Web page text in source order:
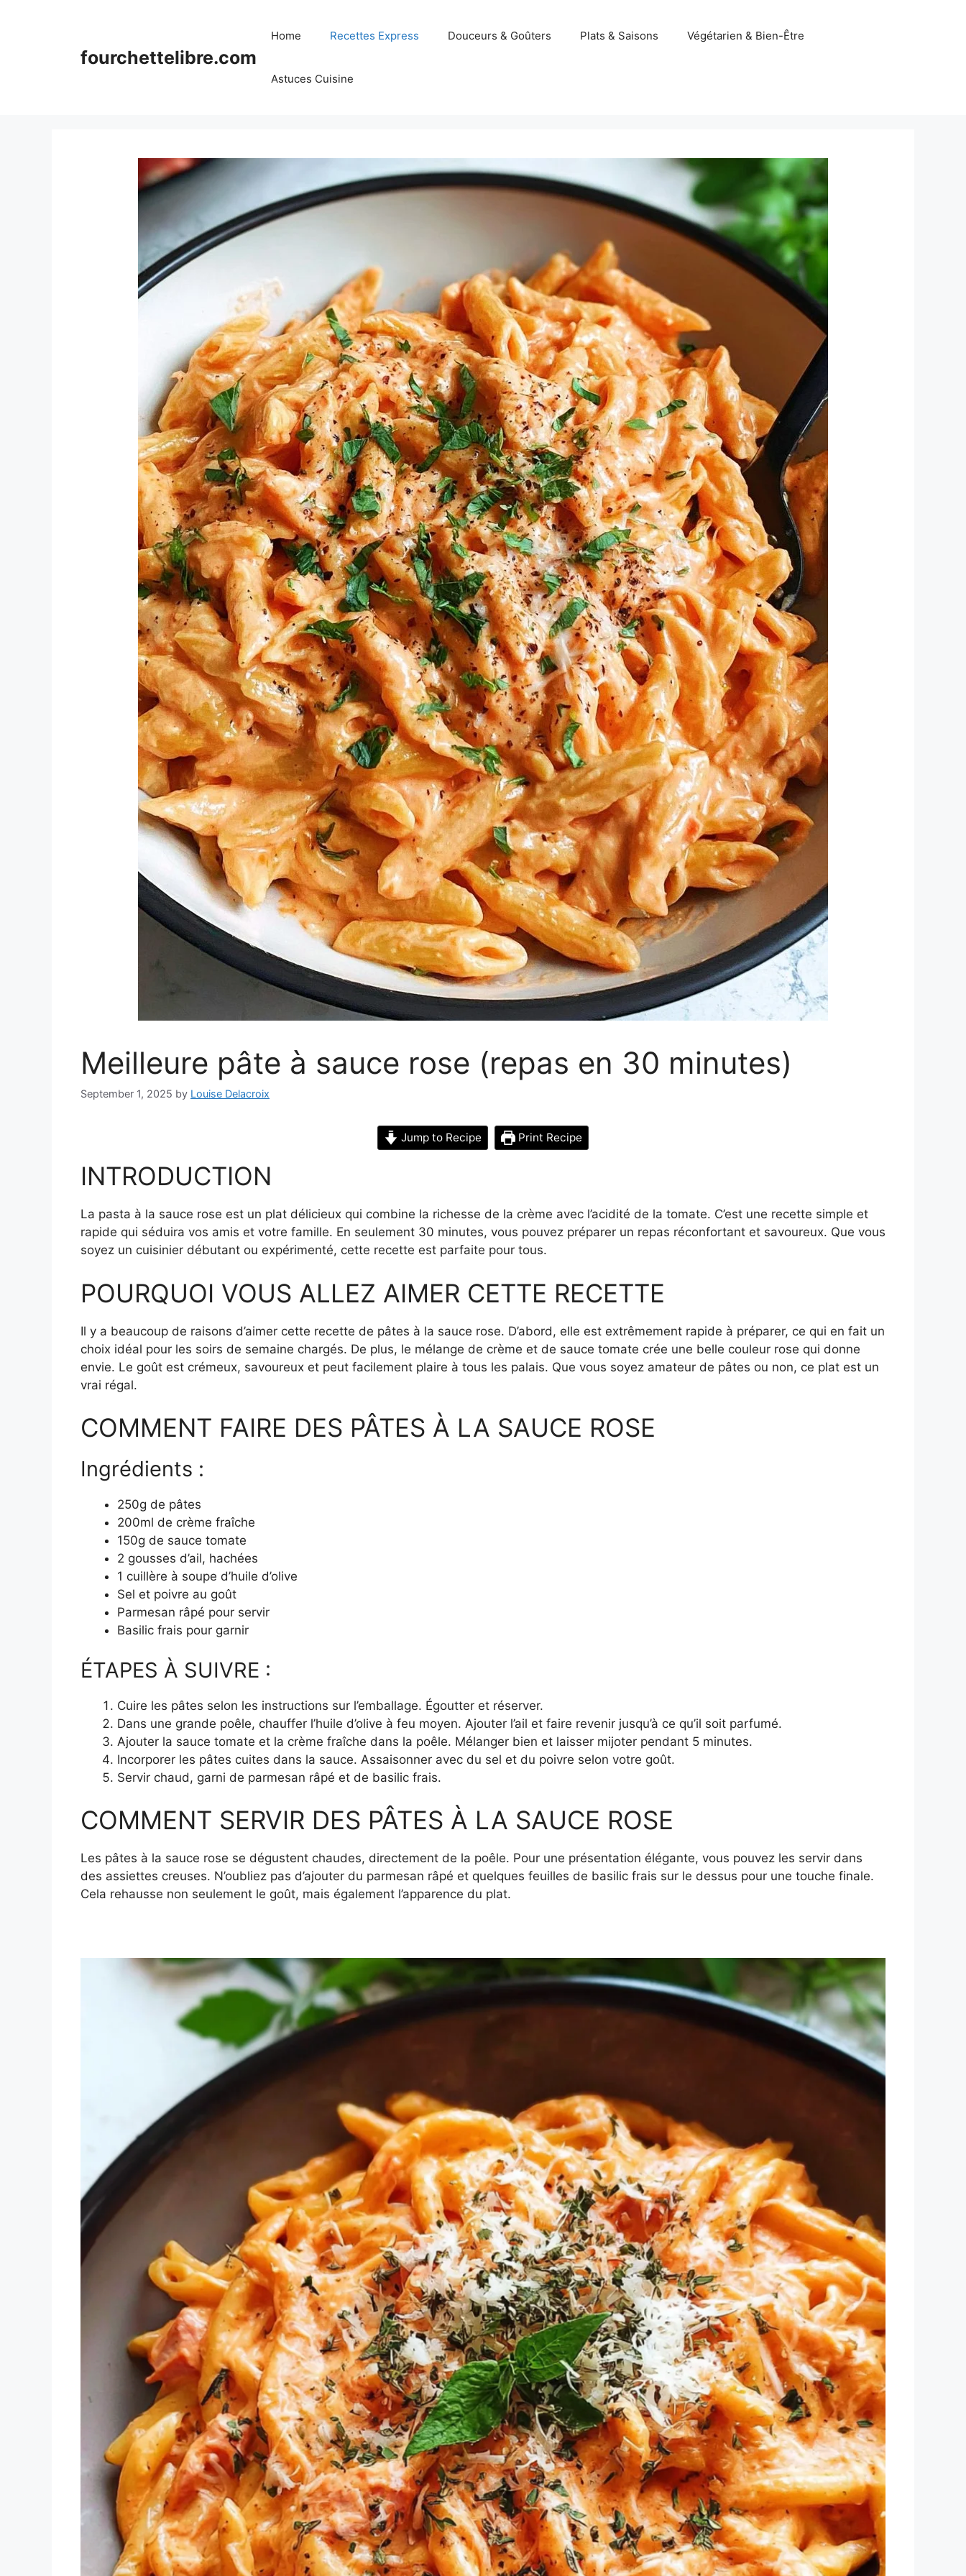
fourchettelibre.com
Home Recettes Express Douceurs & Goûters Plats & Saisons Végétarien & Bien-Être
Astuces Cuisine
Meilleure pâte à sauce rose (repas en 30 minutes)
September 1, 2025 by Louise Delacroix
Jump to Recipe Print Recipe
INTRODUCTION
La pasta à la sauce rose est un plat délicieux qui combine la richesse de la crème avec l’acidité de la tomate. C’est une recette simple et
rapide qui séduira vos amis et votre famille. En seulement 30 minutes, vous pouvez préparer un repas réconfortant et savoureux. Que vous
soyez un cuisinier débutant ou expérimenté, cette recette est parfaite pour tous.
POURQUOI VOUS ALLEZ AIMER CETTE RECETTE
Il y a beaucoup de raisons d’aimer cette recette de pâtes à la sauce rose. D’abord, elle est extrêmement rapide à préparer, ce qui en fait un
choix idéal pour les soirs de semaine chargés. De plus, le mélange de crème et de sauce tomate crée une belle couleur rose qui donne
envie. Le goût est crémeux, savoureux et peut facilement plaire à tous les palais. Que vous soyez amateur de pâtes ou non, ce plat est un
vrai régal.
COMMENT FAIRE DES PÂTES À LA SAUCE ROSE
Ingrédients :
250g de pâtes
200ml de crème fraîche
150g de sauce tomate
2 gousses d’ail, hachées
1 cuillère à soupe d’huile d’olive
Sel et poivre au goût
Parmesan râpé pour servir
Basilic frais pour garnir
ÉTAPES À SUIVRE :
Cuire les pâtes selon les instructions sur l’emballage. Égoutter et réserver.
Dans une grande poêle, chauffer l’huile d’olive à feu moyen. Ajouter l’ail et faire revenir jusqu’à ce qu’il soit parfumé.
Ajouter la sauce tomate et la crème fraîche dans la poêle. Mélanger bien et laisser mijoter pendant 5 minutes.
Incorporer les pâtes cuites dans la sauce. Assaisonner avec du sel et du poivre selon votre goût.
Servir chaud, garni de parmesan râpé et de basilic frais.
COMMENT SERVIR DES PÂTES À LA SAUCE ROSE
Les pâtes à la sauce rose se dégustent chaudes, directement de la poêle. Pour une présentation élégante, vous pouvez les servir dans
des assiettes creuses. N’oubliez pas d’ajouter du parmesan râpé et quelques feuilles de basilic frais sur le dessus pour une touche finale.
Cela rehausse non seulement le goût, mais également l’apparence du plat.